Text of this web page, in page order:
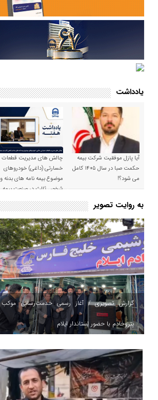
یادداشت
آیا پازل موفقیت شرکت بیمه
حکمت صبا در سال ۱۴۰۵ کامل
می شود؟!
چالش های مدیریت قطعات
خسارتی (داغی) خودروهای
موضوع بیمه نامه های بدنه و
شخص ثالث در صنعت بیمه
به روایت تصویر
گزارش تصویری / آغاز رسمی خدمت‌رسانی موکب
پتروخادم با حضور استاندار ایلام